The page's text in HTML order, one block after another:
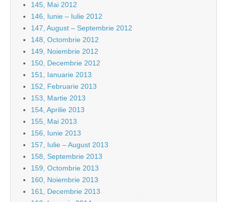
145, Mai 2012
146, Iunie – Iulie 2012
147, August – Septembrie 2012
148, Octombrie 2012
149, Noiembrie 2012
150, Decembrie 2012
151, Ianuarie 2013
152, Februarie 2013
153, Martie 2013
154, Aprilie 2013
155, Mai 2013
156, Iunie 2013
157, Iulie – August 2013
158, Septembrie 2013
159, Octombrie 2013
160, Noiembrie 2013
161, Decembrie 2013